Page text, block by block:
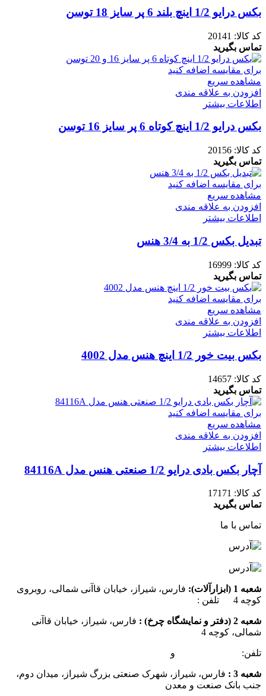
بکس درایو 1/2 اینچ بلند 6 پر سایز 18 توسن
کد کالا: 20141
تماس بگیرید
برای مقایسه اضافه کنید
مشاهده سریع
افزودن به علاقه مندی
اطلاعات بیشتر
بکس درایو 1/2 اینچ کوتاه 6 پر سایز 16 توسن
کد کالا: 20156
تماس بگیرید
برای مقایسه اضافه کنید
مشاهده سریع
افزودن به علاقه مندی
اطلاعات بیشتر
تبدیل بکس 1/2 به 3/4 هنس
کد کالا: 16999
تماس بگیرید
برای مقایسه اضافه کنید
مشاهده سریع
افزودن به علاقه مندی
اطلاعات بیشتر
بکس بیت خور 1/2 اینچ هنس مدل 4002
کد کالا: 14657
تماس بگیرید
برای مقایسه اضافه کنید
مشاهده سریع
افزودن به علاقه مندی
اطلاعات بیشتر
آچار بکس بادی درایو 1/2 صنعتی هنس مدل 84116A
کد کالا: 17171
تماس بگیرید
تماس با ما
شعبه 1 (ابزارآلات):
فارس، شیراز، خیابان قاآنی شمالی، روبروی
کوچه 4 تلفن :
شعبه 2 (دفتر و نمایشگاه چرخ) :
فارس، شیراز، خیابان قاآنی
شمالی، کوچه 4
تلفن: و
شعبه 3 :
فارس، شیراز، شهرک صنعتی بزرگ شیراز، میدان دوم،
جنب بانک صنعت و معدن